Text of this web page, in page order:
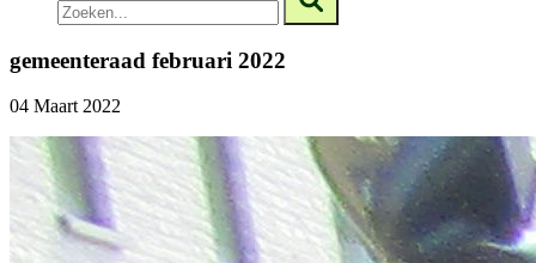
gemeenteraad februari 2022
04 Maart 2022